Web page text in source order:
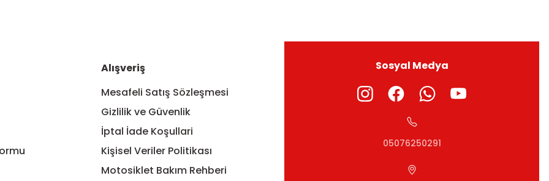
Alışveriş
Mesafeli Satış Sözleşmesi
Gizlilik ve Güvenlik
İptal İade Koşullari
Kişisel Veriler Politikası
Motosiklet Bakım Rehberi
Sosyal Medya
05076250291